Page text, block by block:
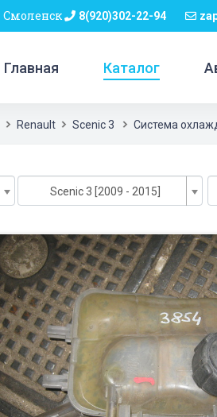
Смоленск 8(920)302-22-94
Главная Каталог
Renault Scenic 3 Система
Scenic 3 [2009 - 2015]